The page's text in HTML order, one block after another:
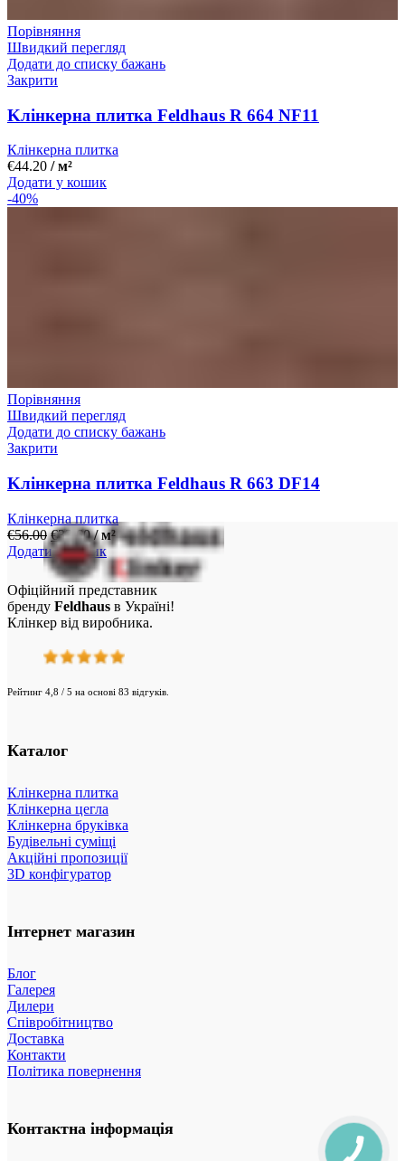
Порівняння
Швидкий перегляд
Додати до списку бажань
Закрити
Kлінкерна плитка Feldhaus R 664 NF11
Клінкерна плитка
€44.20 / м²
Додати у кошик
-40%
Порівняння
Швидкий перегляд
Додати до списку бажань
Закрити
Kлінкерна плитка Feldhaus R 663 DF14
Клінкерна плитка
€56.00 €33.60/ м²
Додати у кошик
Офіційний представник
бренду Feldhaus в Україні!
Клінкер від виробника.
Рейтинг 4,8 / 5 на основі 83 відгуків.
Каталог
Клінкерна плитка
Клінкерна цегла
Клінкерна бруківка
Будівельні суміщі
Акційні пропозиції
3D конфігуратор
Інтернет магазин
Блог
Галерея
Дилери
Співробітництво
Доставка
Контакти
Політика повернення
Контактна інформація